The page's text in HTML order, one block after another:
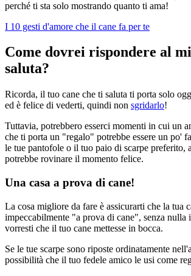
perché ti sta solo mostrando quanto ti ama!
I 10 gesti d'amore che il cane fa per te
Come dovrei rispondere al
saluta?
Ricorda, il tuo cane che ti saluta ti porta solo
ed è felice di vederti, quindi non sgridarlo!
Tuttavia, potrebbero esserci momenti in cui un
che ti porta un "regalo" potrebbe essere un po'
le tue pantofole o il tuo paio di scarpe preferito,
potrebbe rovinare il momento felice.
Una casa a prova di cane!
La cosa migliore da fare è assicurarti che la tua
impeccabilmente "a prova di cane", senza nulla
vorresti che il tuo cane mettesse in bocca.
Se le tue scarpe sono riposte ordinatamente
possibilità che il tuo fedele amico le usi come